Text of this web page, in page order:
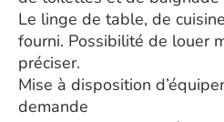
Le linge de table, de
fourni. Possibilité de louer
préciser.
Mise à disposition
demande